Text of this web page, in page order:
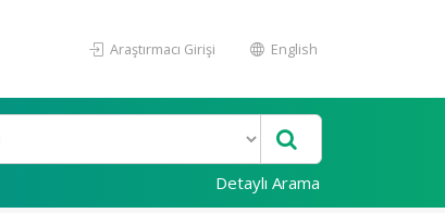
Araştırmacı Girişi English
Detaylı Arama